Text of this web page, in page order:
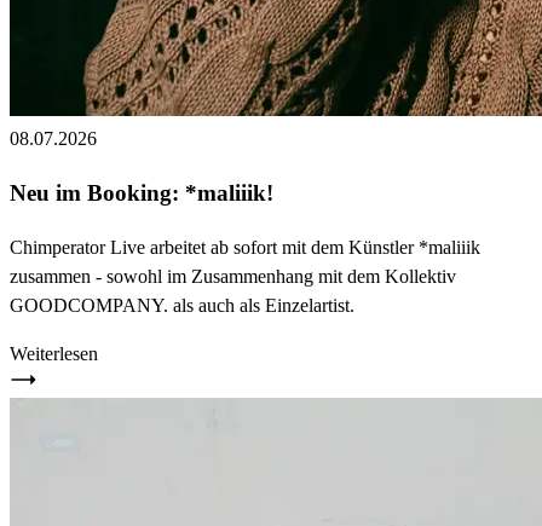
08.07.2026
Neu im Booking: *maliiik!
Chimperator Live arbeitet ab sofort mit dem Künstler *maliiik
zusammen - sowohl im Zusammenhang mit dem Kollektiv
GOODCOMPANY. als auch als Einzelartist.
Weiterlesen